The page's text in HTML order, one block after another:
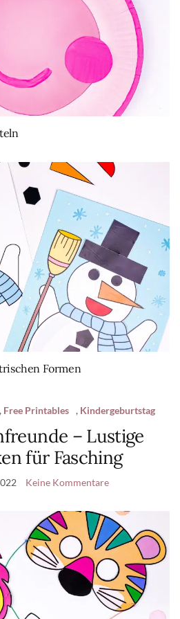
Formen
, Free Printables , Kindergeburtstag
– Lustige
für Fasching
Keine Kommentare